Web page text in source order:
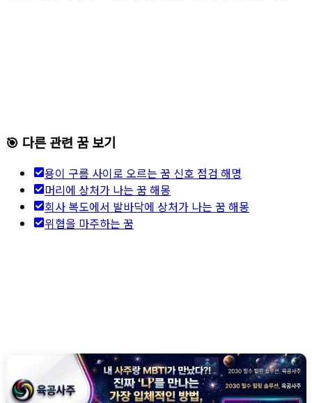
🎯 다른 관련 꿈 보기
용이 구름 사이로 오르는 꿈 신호 점검 해명
머리에 상처가 나는 꿈 해몽
회사 복도에서 발바닥에 상처가 나는 꿈 해몽
위협을 마주하는 꿈